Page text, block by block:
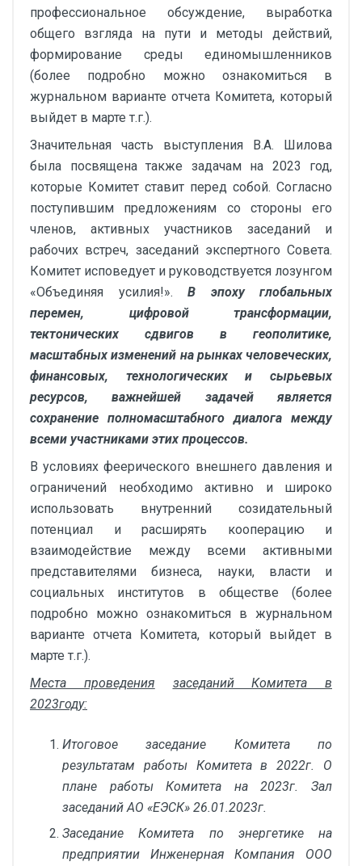
профессиональное обсуждение, выработка
общего взгляда на пути и методы действий,
формирование среды единомышленников
(более подробно можно ознакомиться в
журнальном варианте отчета Комитета, который
выйдет в марте т.г.).
Значительная часть выступления В.А. Шилова
была посвящена также задачам на 2023 год,
которые Комитет ставит перед собой. Согласно
поступившим предложениям со стороны его
членов, активных участников заседаний и
рабочих встреч, заседаний экспертного Совета.
Комитет исповедует и руководствуется лозунгом
«Объединяя усилия!». В эпоху глобальных
перемен, цифровой трансформации,
тектонических сдвигов в геополитике,
масштабных изменений на рынках человеческих,
финансовых, технологических и сырьевых
ресурсов, важнейшей задачей является
сохранение полномасштабного диалога между
всеми участниками этих процессов.
В условиях феерического внешнего давления и
ограничений необходимо активно и широко
использовать внутренний созидательный
потенциал и расширять кооперацию и
взаимодействие между всеми активными
представителями бизнеса, науки, власти и
социальных институтов в обществе (более
подробно можно ознакомиться в журнальном
варианте отчета Комитета, который выйдет в
марте т.г.).
Места проведения
заседаний Комитета в
2023году:
Итоговое заседание Комитета по
результатам работы Комитета в 2022г. О
плане работы Комитета на 2023г. Зал
заседаний АО «ЕЭСК» 26.01.2023г.
Заседание Комитета по энергетике на
предприятии Инженерная Компания ООО